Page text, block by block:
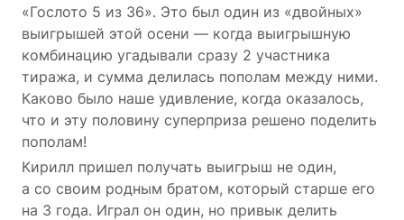
«Гослото 5 из 36». Это был один из «двойных»
выигрышей этой осени — когда выигрышную
комбинацию угадывали сразу 2 участника
тиража, и сумма делилась пополам между ними.
Каково было наше удивление, когда оказалось,
что и эту половину суперприза решено поделить
пополам!
Кирилл пришел получать выигрыш не один,
а со своим родным братом, который старше его
на 3 года. Играл он один, но привык делить